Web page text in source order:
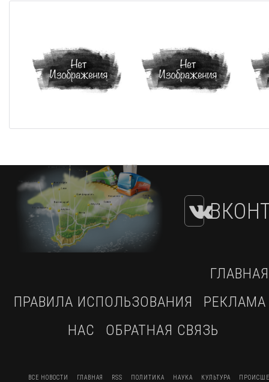
ГЛАВНАЯ
ПРАВИЛА ИСПОЛЬЗОВАНИЯ
РЕКЛАМА
НАС
ОБРАТНАЯ СВЯЗЬ
ВСЕ НОВОСТИ ГЛАВНАЯ RSS ПОЛИТИКА НАУКА КУЛЬТУРА